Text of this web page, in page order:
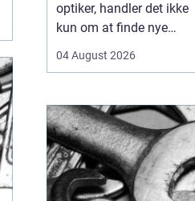
optiker, handler det ikke
kun om at finde nye
men om at få faglig
synsprøver og produkter,
der passer til din
hverdag. I hjertet af byen
find...
04 August 2026